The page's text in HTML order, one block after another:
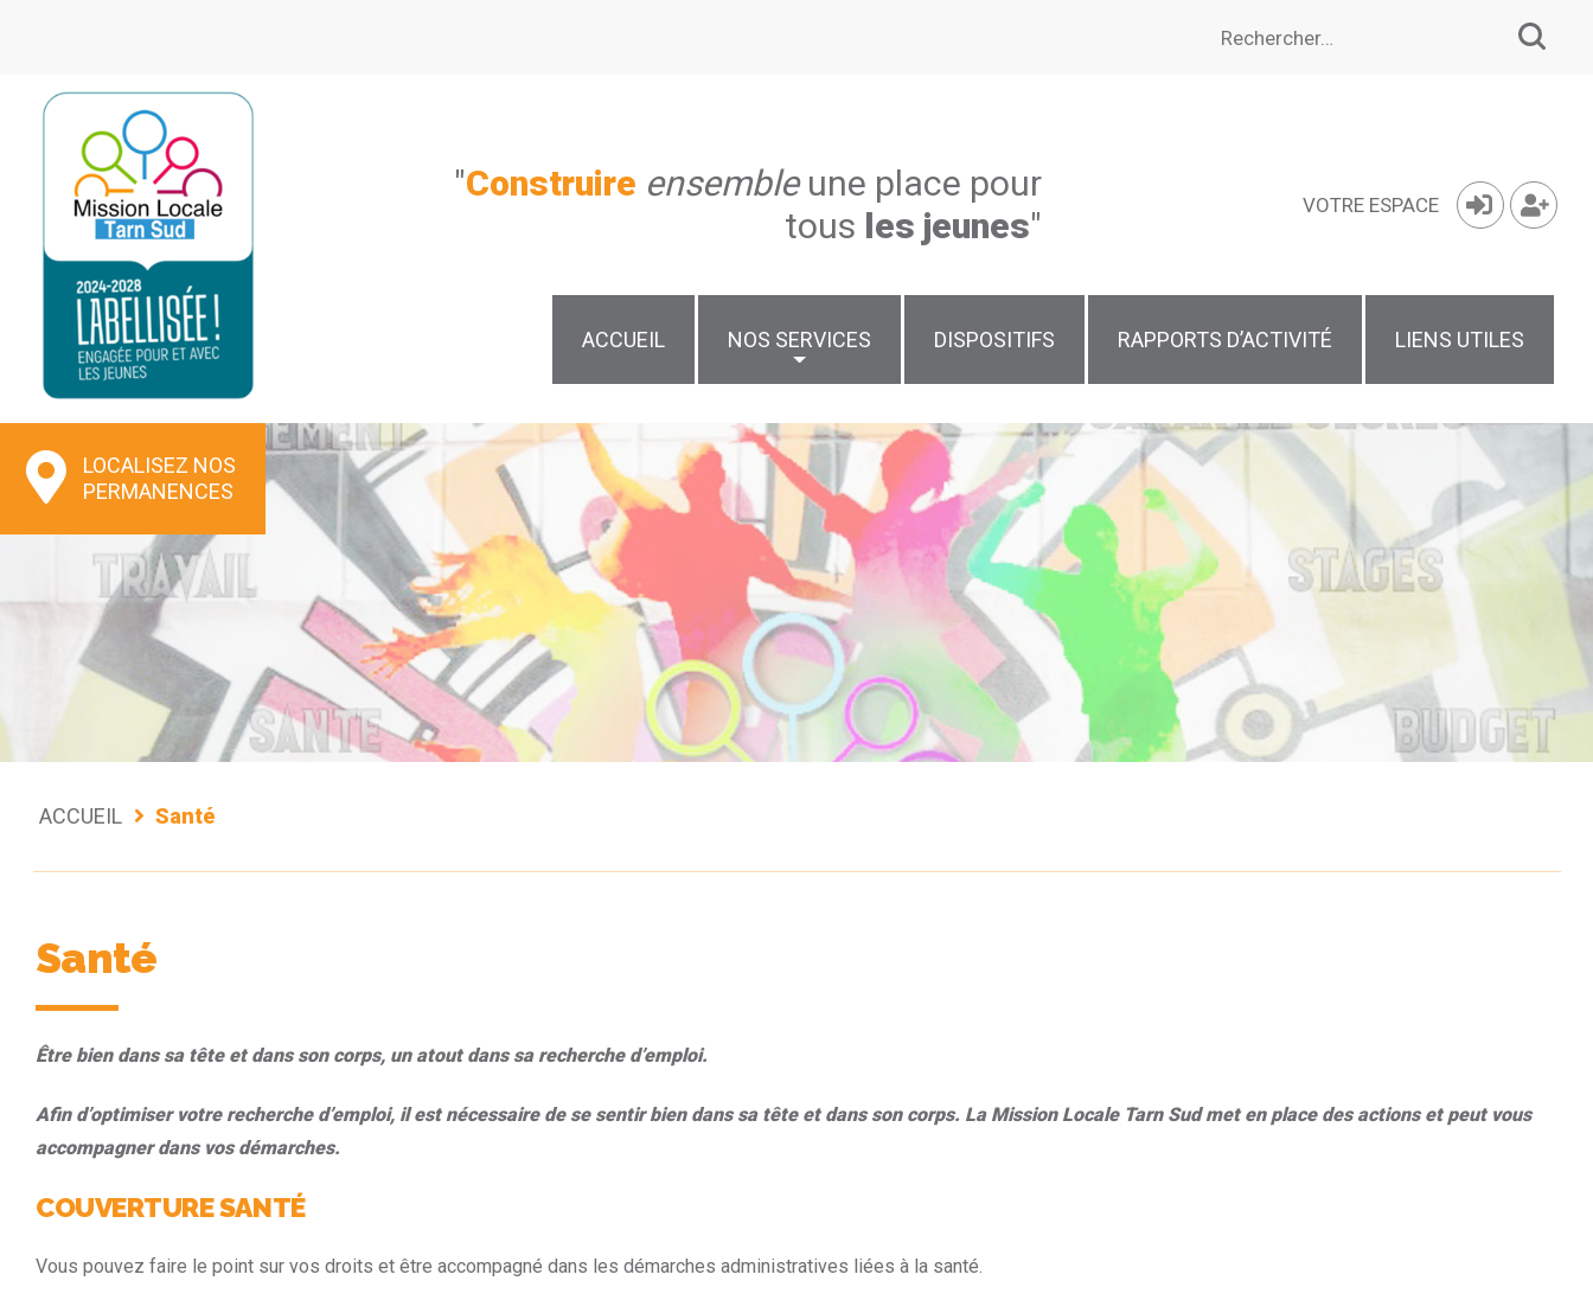
Rechercher :
"Construire ensembleune place pour
tous les jeunes" VOTRE ESPACE
ACCUEIL NOS SERVICES DISPOSITIFS RAPPORTS D’ACTIVITÉ LIENS UTILES
LOCALISEZ NOS
PERMANENCES
ACCUEIL Santé
Santé
Être bien dans sa tête et dans son corps, un atout dans sa recherche d’emploi.
Afin d’optimiser votre recherche d’emploi, il est nécessaire de se sentir bien dans sa tête et dans son corps. La Mission Locale Tarn Sud met en place des actions et peut vous
accompagner dans vos démarches.
COUVERTURE SANTÉ
Vous pouvez faire le point sur vos droits et être accompagné dans les démarches administratives liées à la santé.